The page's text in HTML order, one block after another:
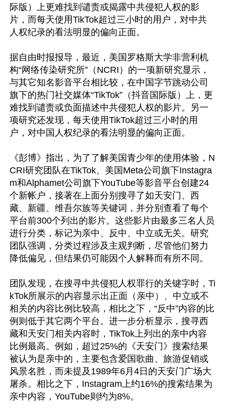
际版）上更难找到谴责或揭露中共侵犯人权的影
片，而每天使用TikTok超过三小时的用户，对中共
人权纪录的看法明显的偏向正面。
据自由时报报导，最近，美国罗格斯大学非营利机
构“网络传染研究所”（NCRI）的一项新研究显示，
与其它知名影音平台相比较，在中国字节跳动公司
旗下的热门社交媒体“TikTok”（抖音国际版）上，更
难找到谴责或负面描述中共侵犯人权的影片。另一
项研究还发现，每天使用TikTok超过三小时的用
户，对中国人权纪录的看法明显的偏向正面。
《彭博》指出，为了了解美国青少年的使用体验，N
CRI研究团队在TikTok、美国Meta公司旗下Instagra
m和Alphamet公司旗下YouTube等影音平台创建24
个新帐户，接著在上面分别搜寻了如天安门、西
藏、新疆、维吾尔族等关键词，并分别查看了每个
平台前300个列出的影片。这些影片由最多三名人员
进行分类，标记为亲中、反中、中立或无关。研究
团队强调，分类过程涉及主观判断，尽管他们努力
降低偏见，但结果仍可能因个人解释而有所不同。
团队发现，在搜寻中共侵犯人权罪行的关键字时，Ti
kTok所展示的内容显示出正面（亲中）、中立或不
相关的内容比例比较高，相比之下，“反中”内容的比
例则低于其它两个平台。进一步分析显示，搜寻西
藏和天安门相关内容时，TikTok上列出的亲中内容
比例最高。例如，超过25%的《天安门》搜索结果
被认为是亲中的，主要包含爱国歌曲、旅游促销或
风景名胜，而未提及1989年6月4日的天安门广场大
屠杀。相比之下，Instagram上约16%的搜索结果为
亲中内容，YouTube则约为8%。